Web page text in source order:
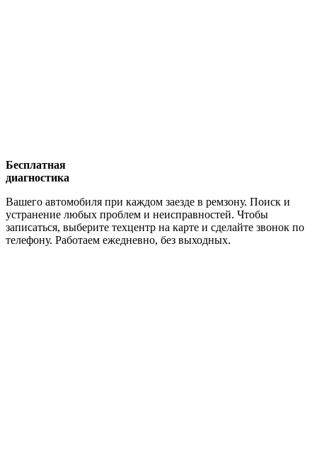
Бесплатная
диагностика
Вашего автомобиля при каждом заезде в ремзону. Поиск и
устранение любых проблем и неисправностей. Чтобы
записаться, выберите техцентр на карте и сделайте звонок по
телефону. Работаем ежедневно, без выходных.